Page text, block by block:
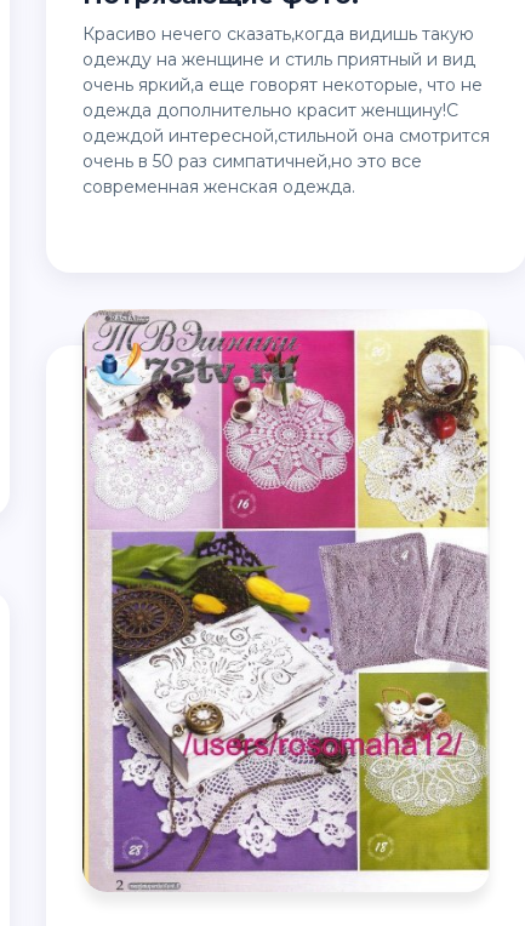
Красиво нечего сказать,когда видишь такую
одежду на женщине и стиль приятный и вид
очень яркий,а еще говорят некоторые, что не
одежда дополнительно красит женщину!С
одеждой интересной,стильной она смотрится
очень в 50 раз симпатичней,но это все